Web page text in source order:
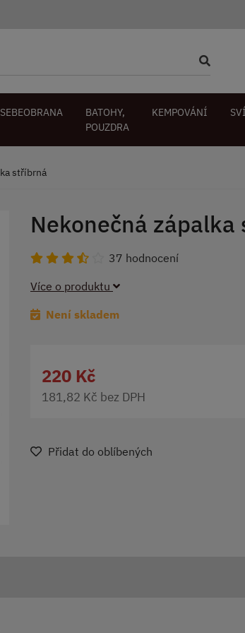
SEBEOBRANA
BATOHY,
POUZDRA
KEMPOVÁNÍ
stříbrná
Nekonečná zápalka
37 hodnocení
Více o produktu
Není skladem
220 Kč
181,82 Kč bez DPH
Přidat do oblíbených